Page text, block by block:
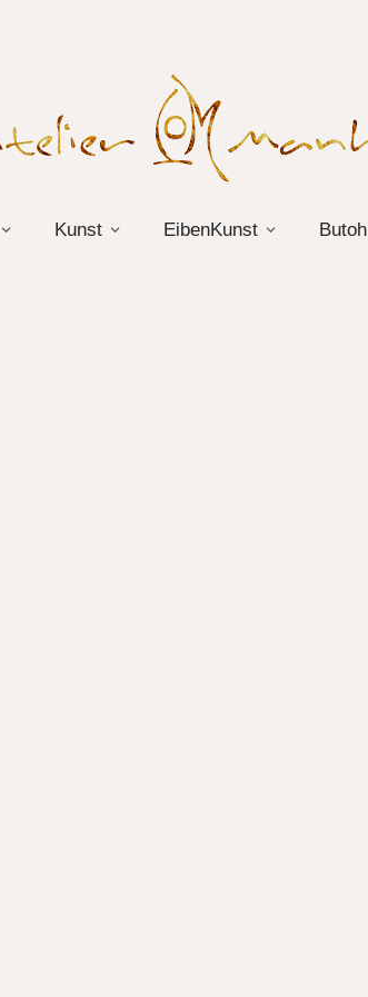
Kunst EibenKunst Butoh